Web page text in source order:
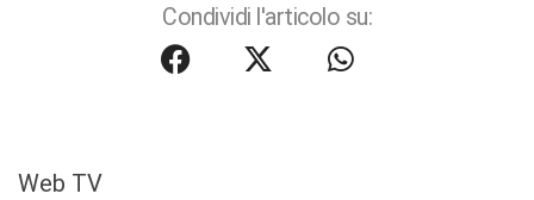
Condividi l'articolo su:
Web TV